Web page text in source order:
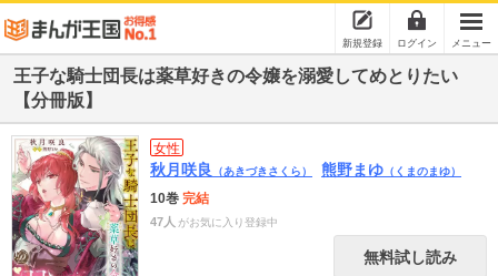
新規登録 ログイン メニュー
王子な騎士団長は薬草好きの令嬢を溺愛してめとりたい
【分冊版】
女性
秋月咲良 （あきづきさくら） 熊野まゆ （くまのまゆ）
10巻 完結
47人 がお気に入り登録中
無料試し読み